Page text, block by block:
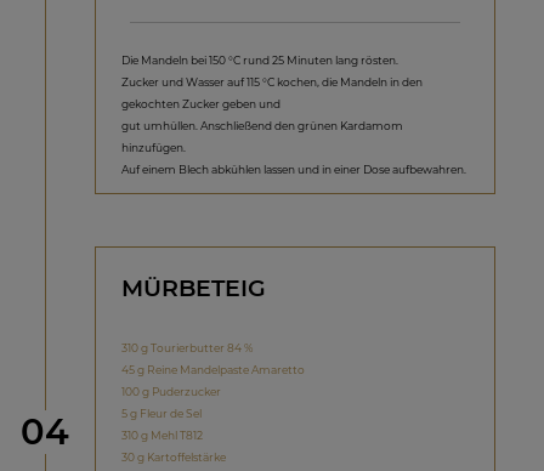
Die Mandeln bei 150 °C rund 25 Minuten lang rösten.
Zucker und Wasser auf 115 °C kochen, die Mandeln in den
gekochten Zucker geben und
gut umhüllen. Anschließend den grünen Kardamom
hinzufügen.
Auf einem Blech abkühlen lassen und in einer Dose aufbewahren.
Schritt
04
MÜRBETEIG
310 g Tourierbutter 84 %
45 g Reine Mandelpaste Amaretto
100 g Puderzucker
5 g Fleur de Sel
310 g Mehl T812
30 g Kartoffelstärke